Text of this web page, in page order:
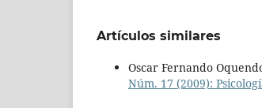
Artículos similares
Oscar Fernando
Núm. 17 (2009):